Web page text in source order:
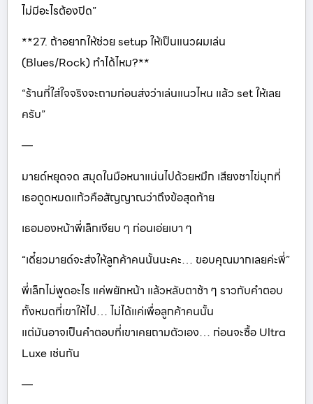
ไม่มีอะไรต้องปิด”
**27. ถ้าอยากให้ช่วย setup ให้เป็นแนวผมเล่น
(Blues/Rock) ทำได้ไหม?**
“ร้านที่ใส่ใจจริงจะถามก่อนส่งว่าเล่นแนวไหน แล้ว set ให้เลย
ครับ”
—
มายด์หยุดจด สมุดในมือหนาแน่นไปด้วยหมึก เสียงชาไข่มุกที่
เธอดูดหมดแก้วคือสัญญาณว่าถึงข้อสุดท้าย
เธอมองหน้าพี่เล็กเงียบ ๆ ก่อนเอ่ยเบา ๆ
“เดี๋ยวมายด์จะส่งให้ลูกค้าคนนั้นนะคะ… ขอบคุณมากเลยค่ะพี่”
พี่เล็กไม่พูดอะไร แค่พยักหน้า แล้วหลับตาช้า ๆ ราวกับคำตอบ
ทั้งหมดที่เขาให้ไป… ไม่ได้แค่เพื่อลูกค้าคนนั้น
แต่มันอาจเป็นคำตอบที่เขาเคยถามตัวเอง… ก่อนจะซื้อ Ultra
Luxe เช่นกัน
—